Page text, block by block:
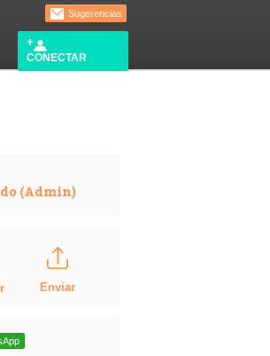
Sugerencias
CONECTAR
(Admin)
Enviar